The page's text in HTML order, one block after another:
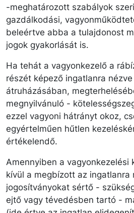
-meghatározott szabályok
gazdálkodási,
beleértve abba a tulajdonost
jogok gyakorlását is.
Ha tehát a vagyonkezelő a
részét képező ingatlanra
átruházásában,
megnyilvánuló -
ezzel vagyoni hátrányt okoz,
egyértelműen hűtlen
értékelendő.
Amennyiben a vagyonkezelési
kívül a megbízott az ingatlanra
jogosítványokat sértő -
ejtő vagy tévedésben tartó -